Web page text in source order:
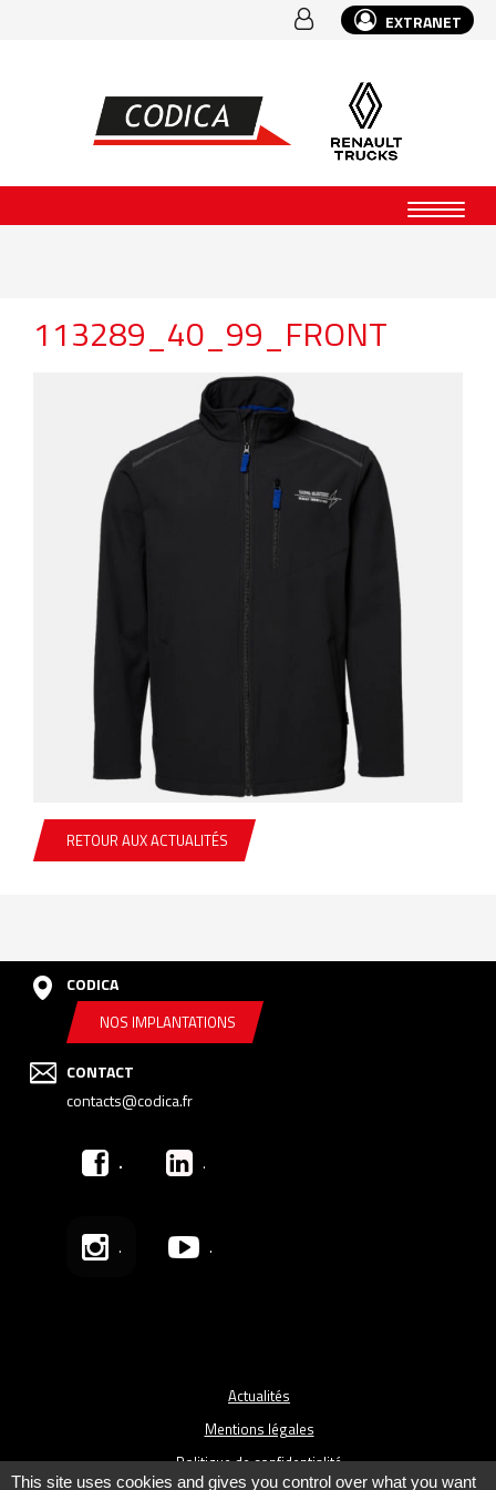
EXTRANET
113289_40_99_FRONT
RETOUR AUX ACTUALITÉS
CODICA
NOS IMPLANTATIONS
CONTACT
contacts@codica.fr
. .
. .
Actualités
Mentions légales
Politique de confidentialité
This site uses cookies and gives you control over what you want